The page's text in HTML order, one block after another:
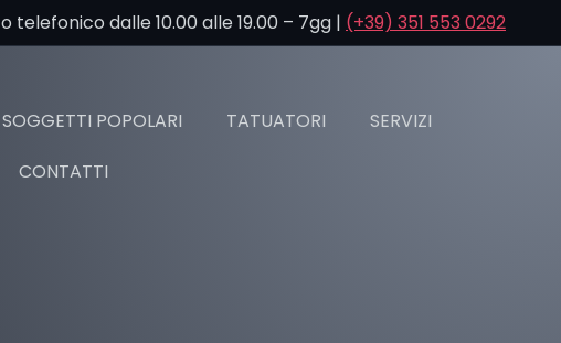
dalle 10.00 alle 19.00 – 7gg | (+39) 351 553 0292
SOGGETTI POPOLARI TATUATORI
SERVIZI
CONTATTI